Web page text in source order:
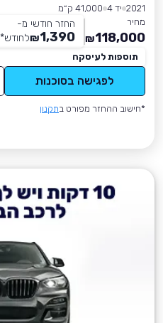
2021 יד 4
41,000 ק״מ
מחיר
118,000
₪
החזר חודשי מ-
1,390
₪לחודש*
תוספות לעיסקה
לפגישה בסוכנות
*חישוב ההחזר מפורט בתקנון